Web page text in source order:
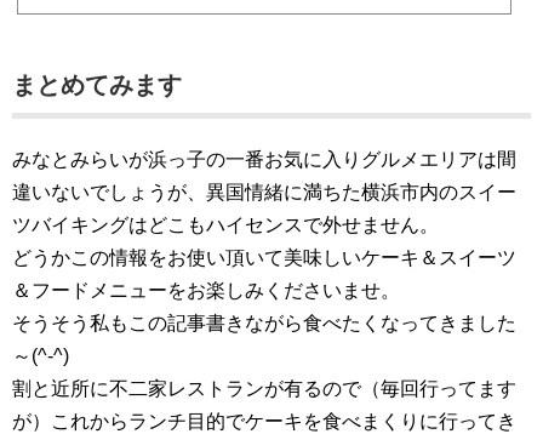
まとめてみます
みなとみらいが浜っ子の一番お気に入りグルメエリアは間
違いないでしょうが、異国情緒に満ちた横浜市内のスイー
ツバイキングはどこもハイセンスで外せません。
どうかこの情報をお使い頂いて美味しいケーキ＆スイーツ
＆フードメニューをお楽しみくださいませ。
そうそう私もこの記事書きながら食べたくなってきました
～(^-^)
割と近所に不二家レストランが有るので（毎回行ってます
が）これからランチ目的でケーキを食べまくりに行ってき